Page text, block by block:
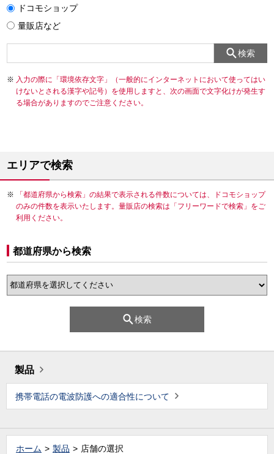
ドコモショップ
量販店など
検索
入力の際に「環境依存文字」（一般的にインターネットにおいて使ってはい
けないとされる漢字や記号）を使用しますと、次の画面で文字化けが発生す
る場合がありますのでご注意ください。
エリアで検索
「都道府県から検索」の結果で表示される件数については、ドコモショップ
のみの件数を表示いたします。量販店の検索は「フリーワードで検索」をご
利用ください。
都道府県から検索
検索
製品
携帯電話の電波防護への適合性について
ホーム 製品 店舗の選択